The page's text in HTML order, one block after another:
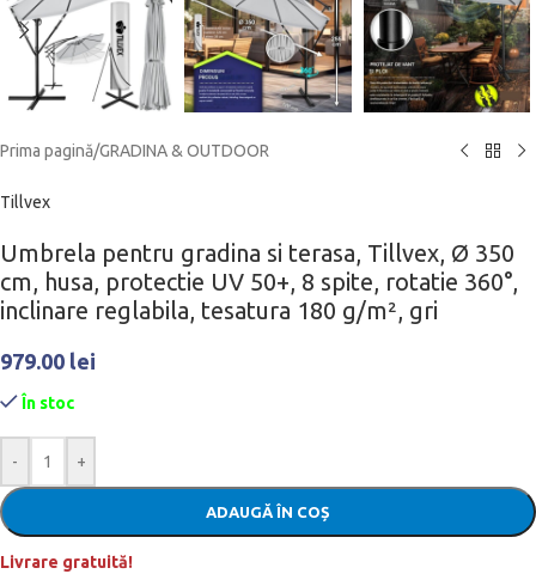
Prima pagină/GRADINA & OUTDOOR
Tillvex
Umbrela pentru gradina si terasa, Tillvex, Ø 350
cm, husa, protectie UV 50+, 8 spite, rotatie 360°,
inclinare reglabila, tesatura 180 g/m², gri
979.00 lei
În stoc
- +
ADAUGĂ ÎN COȘ
Livrare gratuită!